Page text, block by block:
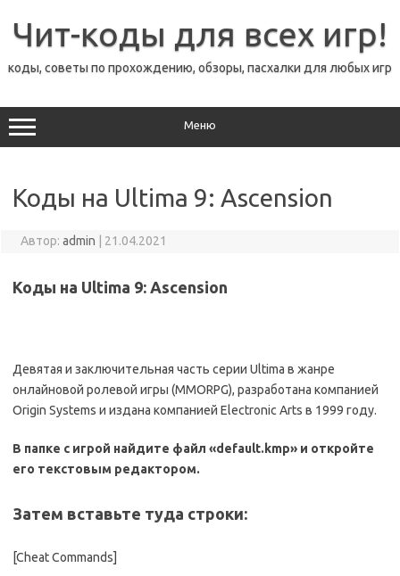
содержимому
Чит-коды для всех игр!
коды, советы по прохождению, обзоры, пасхалки для любых игр
Меню
Коды на Ultima 9: Ascension
Автор: admin 21.04.2021
Коды на Ultima 9: Ascension
Девятая и заключительная часть серии Ultima в жанре
онлайновой ролевой игры (MMORPG), разработана компанией
Origin Systems и издана компанией Electronic Arts в 1999 году.
В папке с игрой найдите файл «default.kmp» и откройте
его текстовым редактором.
Затем вставьте туда строки:
[Cheat Commands]